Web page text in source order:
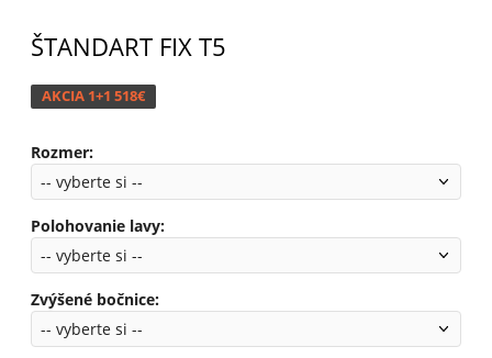
ŠTANDART FIX T5
AKCIA 1+1 518€
Rozmer:
Polohovanie lavy:
Zvýšené bočnice: